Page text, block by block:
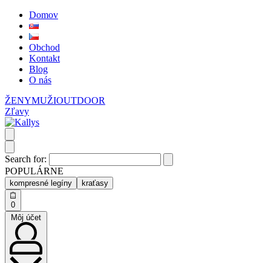
Domov
Obchod
Kontakt
Blog
O nás
ŽENYMUŽIOUTDOOR
Zľavy
Search for:
POPULÁRNE
kompresné legíny kraťasy
0
Môj účet